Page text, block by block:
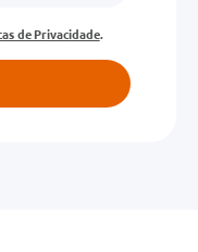
de Privacidade.